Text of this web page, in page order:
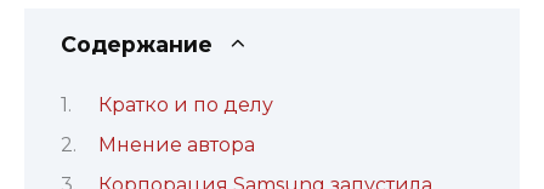
Содержание
Кратко и по делу
Мнение автора